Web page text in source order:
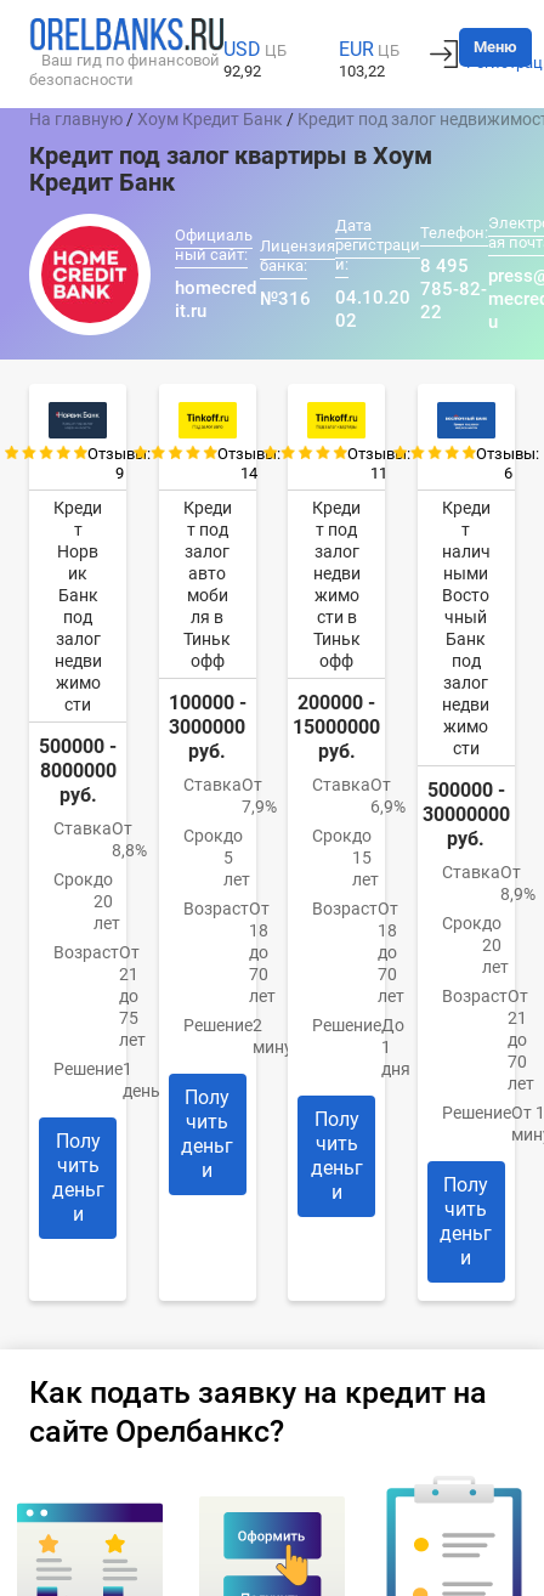
Ваш гид по финансовой
безопасности
USD ЦБ
92,92
EUR ЦБ
103,22
Вход
Меню
На главную / Хоум Кредит Банк / Кредит под залог
Кредит под залог квартиры в Хоум
Кредит Банк
Официаль
ный сайт:
homecred
it.ru
Лицензия
банка:
№316
Дата
регистраци
и:
04.10.20
02
Телефон:
8 495
785-82-
22
ая
u
Отзывы:
9
Креди
т
Норв
ик
Банк
под
залог
недви
жимо
сти
500000 -
8000000
руб.
СтавкаОт
8,8%
Срокдо
20
лет
ВозрастОт
21
до
75
лет
Решение1
день
Полу
чить
деньг
и
Отзывы:
14
Креди
т под
залог
авто
моби
ля в
Тиньк
офф
100000 -
3000000
руб.
СтавкаОт
7,9%
Срокдо
5
лет
ВозрастОт
18
до
70
лет
Решение2
минуты
Полу
чить
деньг
и
Отзывы:
11
Креди
т под
залог
недви
жимо
сти в
Тиньк
офф
200000 -
15000000
руб.
СтавкаОт
6,9%
Срокдо
15
лет
ВозрастОт
18
до
70
лет
РешениеДо
1
дня
Полу
чить
деньг
и
Отзывы:
6
Креди
т
налич
ными
Восто
чный
Банк
под
залог
недви
жимо
сти
500000 -
30000000
руб.
СтавкаОт
8,9%
Срокдо
20
лет
ВозрастОт
21
до
70
лет
РешениеОт
Полу
чить
деньг
и
Как подать заявку на кредит на
сайте Орелбанкс?